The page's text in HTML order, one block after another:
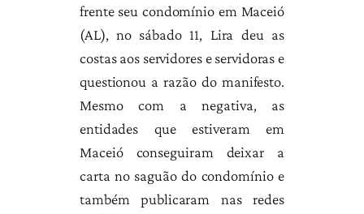
frente seu condomínio em Maceió
(AL), no sábado 11, Lira deu as
costas aos servidores e servidoras e
questionou a razão do manifesto.
Mesmo com a negativa, as
entidades que estiveram em
Maceió conseguiram deixar a
carta no saguão do condomínio e
também publicaram nas redes